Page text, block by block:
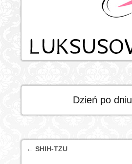
Dzień po dniu
← SHIH-TZU